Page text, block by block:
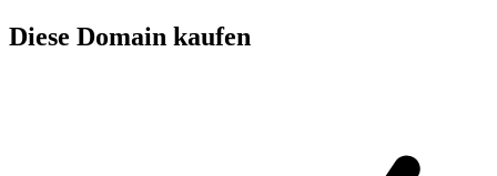
Diese Domain kaufen